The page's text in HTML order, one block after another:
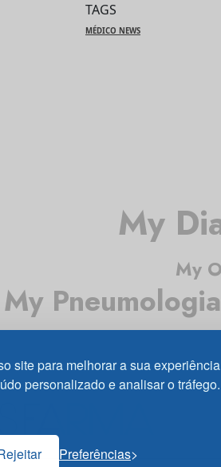
site para melhorar a sua
personalizado e analisar o tráfego.
Preferências
TAGS
MÉDICO NEWS
My
My
My Pneumologia